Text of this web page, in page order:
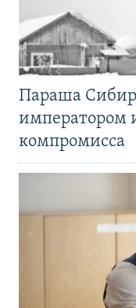
Параша
императором
компромисса